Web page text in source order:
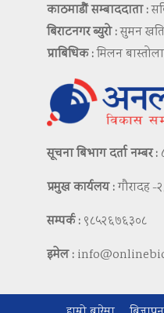
काठमाडौं सम्बाददाता :
बिराटनगर ब्युरो :सुमन
प्राबिधिक :मिलन बास्तोला
सूचना बिभाग दर्ता नम्बर :
प्रमुख कार्यलय :गौरादह -
सम्पर्क : ९८५२६७६३०८
इमेल :